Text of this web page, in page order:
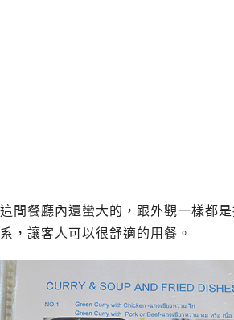
這間餐廳內還蠻大的，跟外觀一樣都
系，讓客人可以很舒適的用餐。